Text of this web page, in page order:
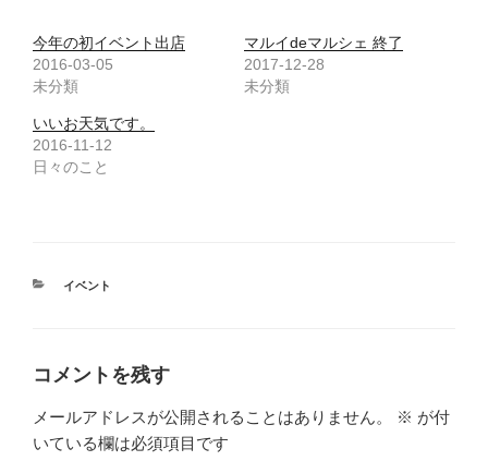
今年の初イベント出店
2016-03-05
未分類
マルイdeマルシェ 終了
2017-12-28
未分類
いいお天気です。
2016-11-12
日々のこと
カ
イベント
コメントを残す
メールアドレスが公開されることはありません。 ※ が付
いている欄は必須項目です